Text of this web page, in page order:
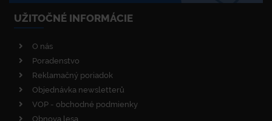
UŽITOČNÉ INFORMÁCIE
O nás
Poradenstvo
Reklamačný poriadok
Objednávka newsletterů
VOP - obchodné podmienky
Obnova lesa